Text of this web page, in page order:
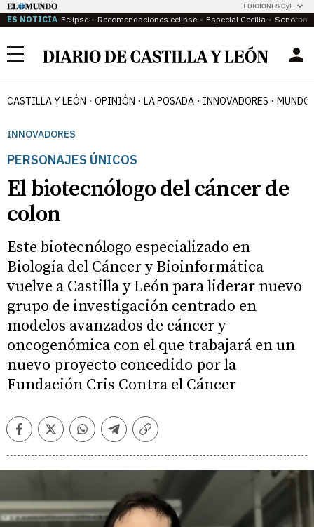
EDICIONES CyL
ES NOTICIA Eclipse Recomendaciones eclipse Especial Cecilia
Menú
CASTILLA Y LEÓN OPINIÓN LA POSADA INNOVADORES MUNDO
INNOVADORES
PERSONAJES ÚNICOS
El biotecnólogo del cáncer de
colon
Este biotecnólogo especializado en
Biología del Cáncer y Bioinformática
vuelve a Castilla y León para liderar nuevo
grupo de investigación centrado en
modelos avanzados de cáncer y
oncogenómica con el que trabajará en un
nuevo proyecto concedido por la
Fundación Cris Contra el Cáncer
FacebookTwitterWhatsappTelegramCopiar